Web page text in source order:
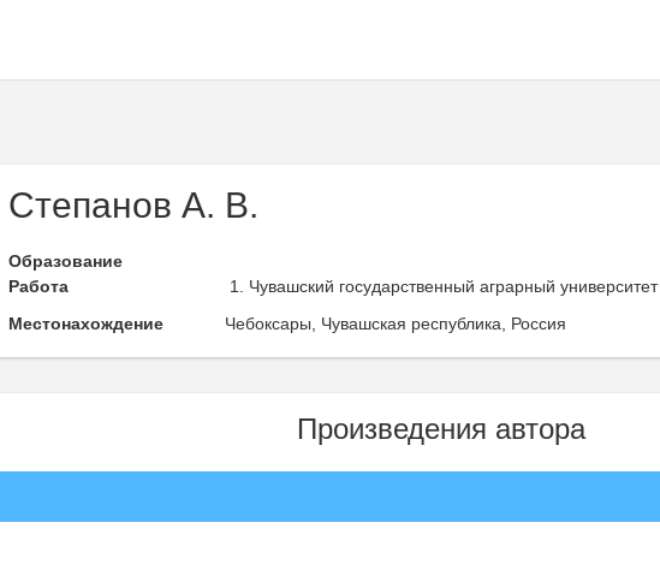
Степанов А. В.
Образование
Работа
Чувашский государственный аграрный университет ,
Местонахождение
Чебоксары, Чувашская республика, Россия
Произведения автора